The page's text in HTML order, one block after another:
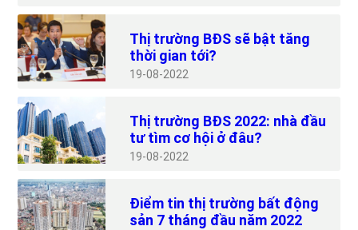
Thị trường BĐS sẽ bật tăng
thời gian tới?
19 08-2022
Thị trường BĐS 2022: nhà đầu
tư tìm cơ hội ở đâu?
19 08-2022
Điểm tin thị trường bất động
sản 7 tháng đầu năm 2022